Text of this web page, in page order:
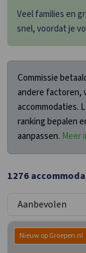
Veel families en
snel, voordat je
Commissie
andere factoren,
accommodaties.
ranking bepalen
aanpassen. Meer
1276
Nieuw op Groepen.nl